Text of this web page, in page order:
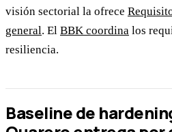
visión sectorial la ofrece
general. El BBK coordina los
resiliencia.
Baseline de